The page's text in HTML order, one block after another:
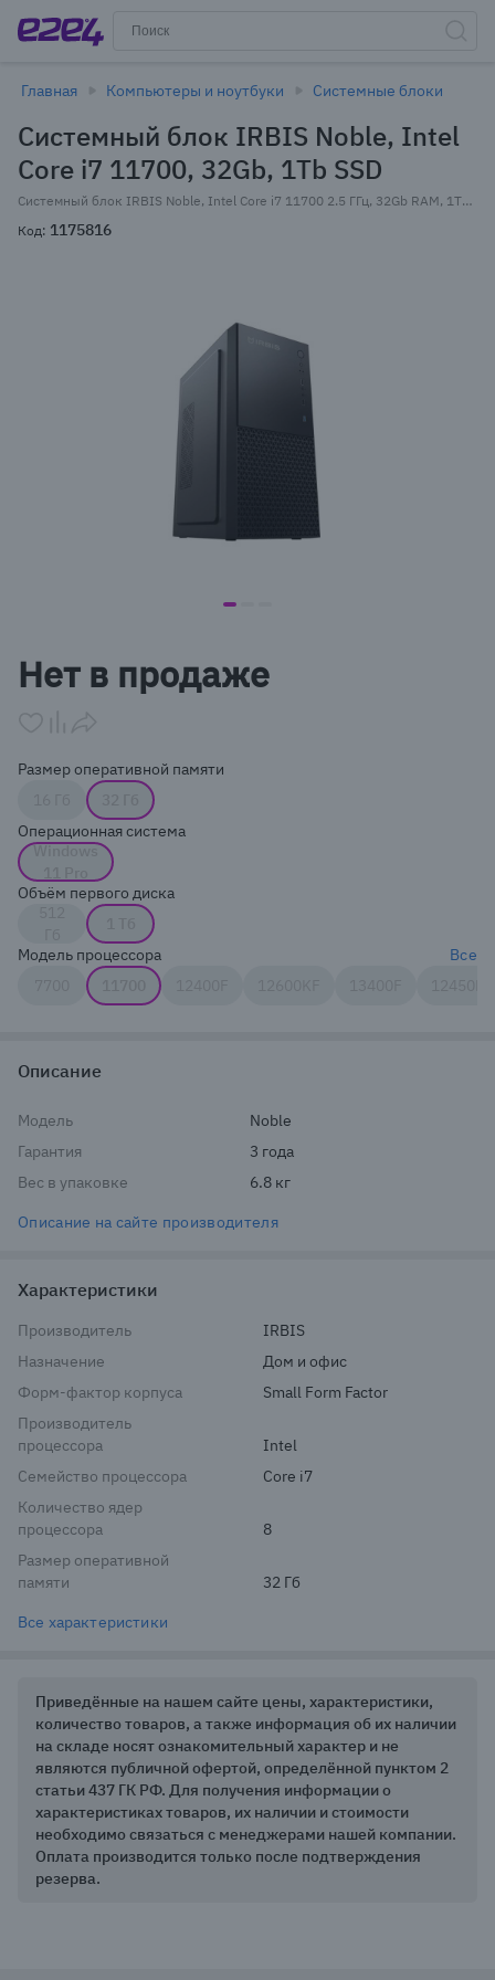
Главная Компьютеры и ноутбуки Системные блоки
Системный блок IRBIS Noble, Intel
Core i7 11700, 32Gb, 1Tb SSD
Системный блок IRBIS Noble, Intel Core i7 11700 2.5 ГГц, 32Gb RAM, 1Tb SSD+2Tb HDD, NVIDIA GeForce RTX 3070Ti 8Gb, Wi-Fi, BT, W11Pro, черный (PCB701)
Код: 1175816
item
of
3
Нет в продаже
Размер оперативной памяти
Операционная система
Windows
Объём первого диска
Модель процессора
Все
Описание
Модель
Noble
Гарантия
3 года
Вес в упаковке
6.8 кг
Описание на сайте производителя
Характеристики
Производитель
IRBIS
Назначение
Дом и офис
Форм-фактор корпуса
Small Form Factor
Производитель
процессора
Intel
Семейство процессора
Core i7
Количество ядер
процессора
8
Размер оперативной
памяти
32 Гб
Все характеристики
Приведённые на нашем сайте цены, характеристики,
количество товаров, а также информация об их наличии
на складе носят ознакомительный характер и не
являются публичной офертой, определённой пунктом 2
статьи 437 ГК РФ. Для получения информации о
характеристиках товаров, их наличии и стоимости
необходимо связаться с менеджерами нашей компании.
Оплата производится только после подтверждения
резерва.